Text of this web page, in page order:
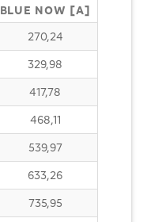
BLUE NOW [A]
270,24
329,98
417,78
468,11
539,97
633,26
735,95